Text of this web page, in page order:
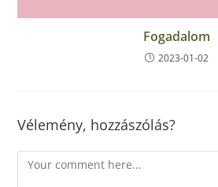
Fogadalom
2023-01-02
Vélemény, hozzászólás?